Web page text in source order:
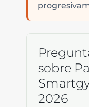
sobre
2026